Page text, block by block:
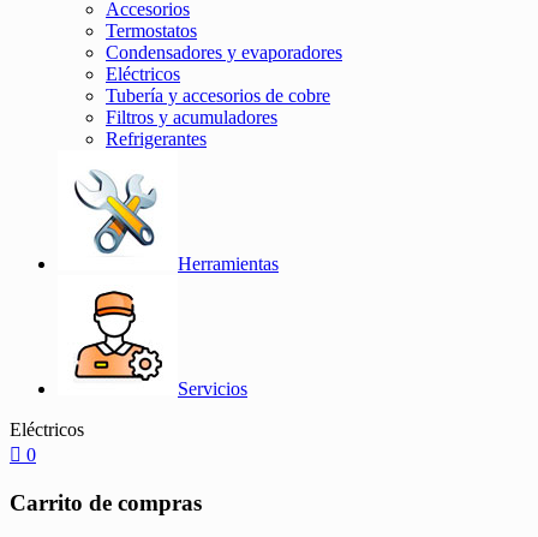
Accesorios
Termostatos
Condensadores y evaporadores
Eléctricos
Tubería y accesorios de cobre
Filtros y acumuladores
Refrigerantes
Herramientas
Servicios
Eléctricos
0
Carrito de compras